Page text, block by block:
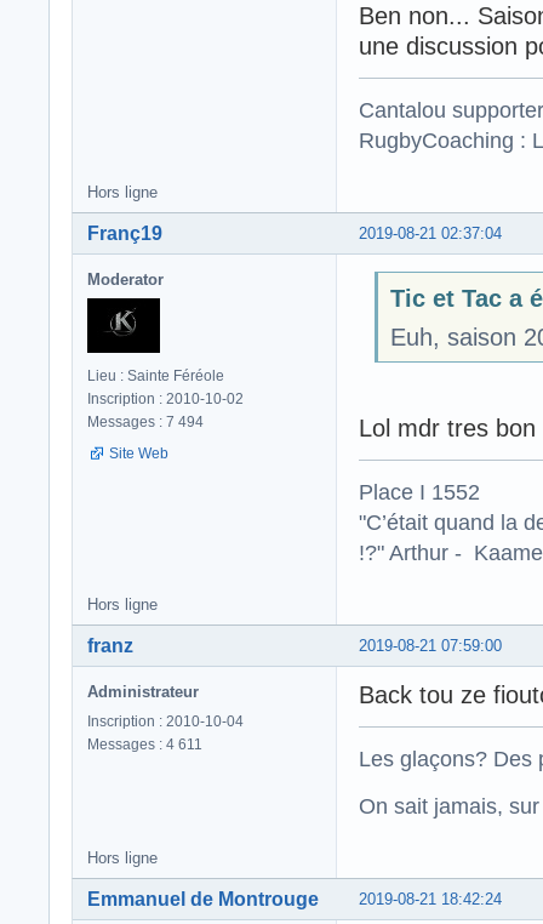
Ben non...
une discussion
Cantalou
RugbyCoaching :
Hors ligne
2019-08-21 02:37:04
Franç19
Moderator
Lieu : Sainte Féréole
Inscription : 2010-10-02
Messages : 7 494
Site Web
Tic et Tac a
Euh, saison
Lol mdr tres bon
Place I 1552
"C’était quand la
!?" Arthur -
Hors ligne
2019-08-21 07:59:00
franz
Administrateur
Inscription : 2010-10-04
Messages : 4 611
Back tou ze
Les glaçons? Des
On sait jamais,
Hors ligne
2019-08-21 18:42:24
Emmanuel de Montrouge